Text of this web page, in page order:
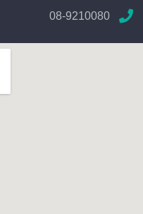
08-9210080